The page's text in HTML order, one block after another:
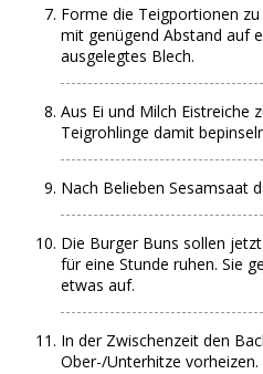
Forme die Teigportionen
mit genügend Abstand auf
ausgelegtes Blech.
Aus Ei und Milch Eistreiche
Teigrohlinge damit
Nach Belieben Sesamsaat
Die Burger Buns sollen
für eine Stunde ruhen. Sie
etwas auf.
In der Zwischenzeit den
Ober-/Unterhitze vorheizen.